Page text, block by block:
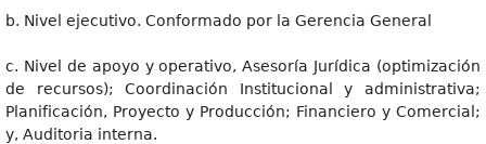
b. Nivel ejecutivo. Conformado por la Gerencia General
c. Nivel de apoyo y operativo, Asesoría Jurídica (optimización
de recursos); Coordinación Institucional y administrativa;
Planificación, Proyecto y Producción; Financiero y Comercial;
y, Auditoria interna.